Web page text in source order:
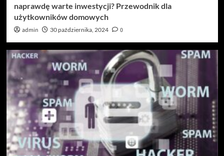
naprawdę warte inwestycji? Przewodnik dla
użytkowników domowych
admin 30 października, 2024 0